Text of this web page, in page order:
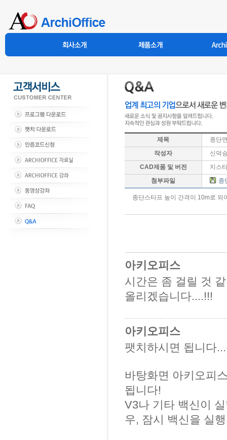
제목
종단
작성자
신덕
CAD제품 및 버전
지스
첨부파일
종
종단스타프 높이 간격이 10m로 되
아키오피스
시간은 좀 걸릴 것
올리겠습니다....!!!
아키오피스
팻치하시면 됩니다
바탕화면 아키오피
됩니다!
V3나 기타 백신이
우, 잠시 백신을 실